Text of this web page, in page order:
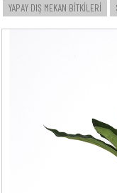
YAPAY
YAPAY DIŞ MEKAN BİTKİLERİ